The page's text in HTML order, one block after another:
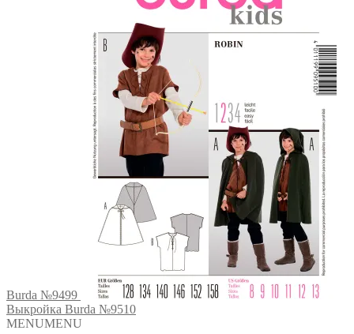
Burda №9499
Выкройка Burda №9510
MENUMENU